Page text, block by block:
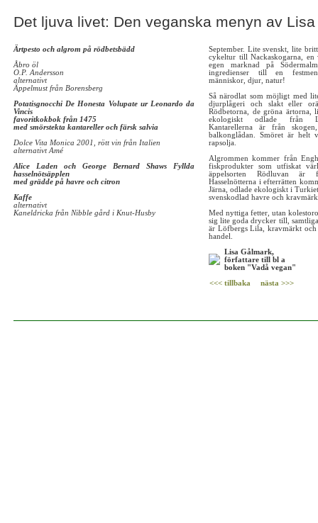
Det ljuva livet: Den veganska menyn av
Ärtpesto och algrom på rödbetsbädd
Åbro öl
O.P. Andersson
alternativt
Äppelmust från Borensberg
Potatisgnocchi De Honesta Volupate ur Leonardo da
Vincis
favoritkokbok från 1475
med smörstekta kantareller och färsk salvia
Dolce Vita Monica 2001, rött vin från Italien
alternativt Amé
Alice Laden och George Bernard Shaws Fyllda
hasselnötsäpplen
med grädde på havre och citron
Kaffe
alternativt
Kaneldricka från Nibble gård i Knut-Husby
September. Lite svenskt, lite
cykeltur till Nackaskogarna, en
egen marknad på
ingredienser till en
människor, djur, natur!
Så närodlat som möjligt med
djurplågeri och slakt eller
Rödbetorna, de gröna ärtorna,
ekologiskt odlade från
Kantarellerna är från
balkonglådan. Smöret är helt
rapsolja.
Algrommen kommer från
fiskprodukter som utfiskat
äppelsorten Rödluvan är
Hasselnötterna i efterrätten
Järna, odlade ekologiskt i
svenskodlad havre och
Med nyttiga fetter, utan
sig lite goda drycker till,
är Löfbergs Lila, kravmärkt
handel.
Lisa Gålmark,
författare till bl a
boken "Vadå vegan"
<<< tillbaka
nästa >>>